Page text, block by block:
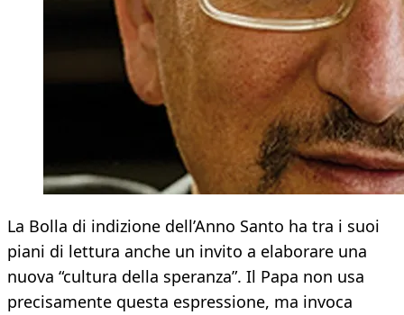
La Bolla di indizione dell’Anno Santo ha tra i suoi
piani di lettura anche un invito a elaborare una
nuova “cultura della speranza”. Il Papa non usa
precisamente questa espressione, ma invoca